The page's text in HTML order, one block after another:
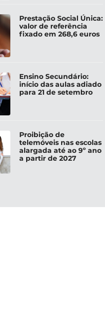
Prestação Social Única:
valor de referência
fixado em 268,6 euros
Ensino Secundário:
início das aulas adiado
para 21 de setembro
Proibição de
telemóveis nas escolas
alargada até ao 9º ano
a partir de 2027